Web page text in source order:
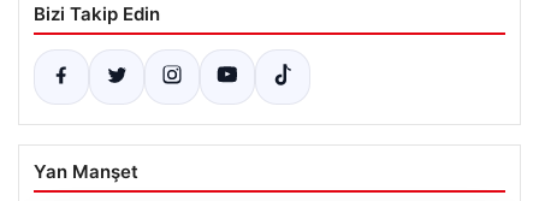
Bizi Takip Edin
Yan Manşet